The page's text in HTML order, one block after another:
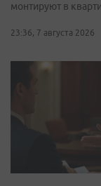
монтируют в
23:36, 7 августа 2026